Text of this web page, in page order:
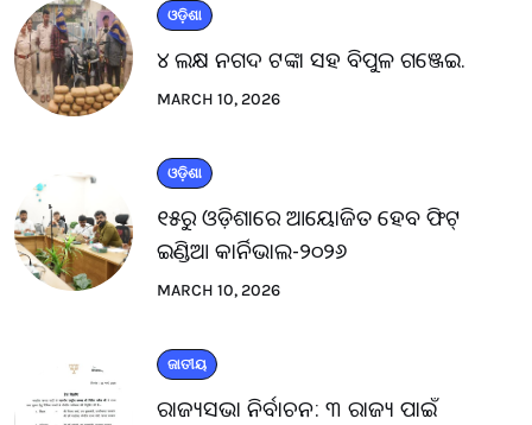
ଓଡ଼ିଶା
୪ ଲକ୍ଷ ନଗଦ ଟଙ୍କା ସହ ବିପୁଳ ଗଞ୍ଜେଇ.
MARCH 10, 2026
ଓଡ଼ିଶା
୧୫ରୁ ଓଡ଼ିଶାରେ ଆୟୋଜିତ ହେବ ଫିଟ୍
ଇଣ୍ଡିଆ କାର୍ନିଭାଲ-୨୦୨୬
MARCH 10, 2026
ଜାତୀୟ
ରାଜ୍ୟସଭା ନିର୍ବାଚନ: ୩ ରାଜ୍ୟ ପାଇଁ